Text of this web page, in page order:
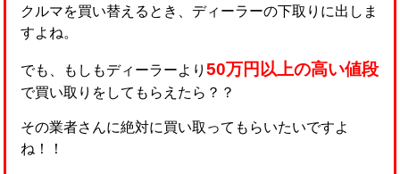
クルマを買い替えるとき、ディーラーの下取りに出しま
すよね。
でも、もしもディーラーより50万円以上の高い値段
で買い取りをしてもらえたら？？
その業者さんに絶対に買い取ってもらいたいですよ
ね！！